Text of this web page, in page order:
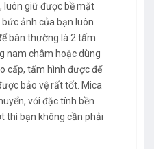
luôn giữ được bề mặt
ảnh của bạn luôn
bàn thường là 2 tấm
nam châm hoặc dùng
cấp, tấm hình được để
bảo vệ rất tốt. Mica
với đặc tính bền
thì bạn không cần phải